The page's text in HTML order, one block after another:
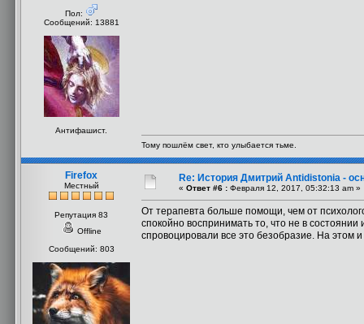
Пол:
Сообщений: 13881
Антифашист.
Тому пошлём свет, кто улыбается тьме.
Firefox
Местный
Репутация 83
Offline
Сообщений: 803
Re: История Дмитрий Antidistonia -
« Ответ #6 : Февраля 12, 2017, 05:32:13 am »
От терапевта больше помощи, чем от
спокойно воспринимать то, что не в
спровоцировали все это безобразие. На этом